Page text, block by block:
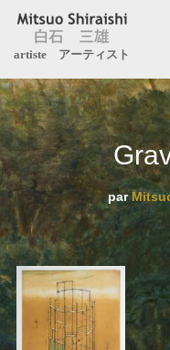
Aller
contenu
artiste アーティスト
par